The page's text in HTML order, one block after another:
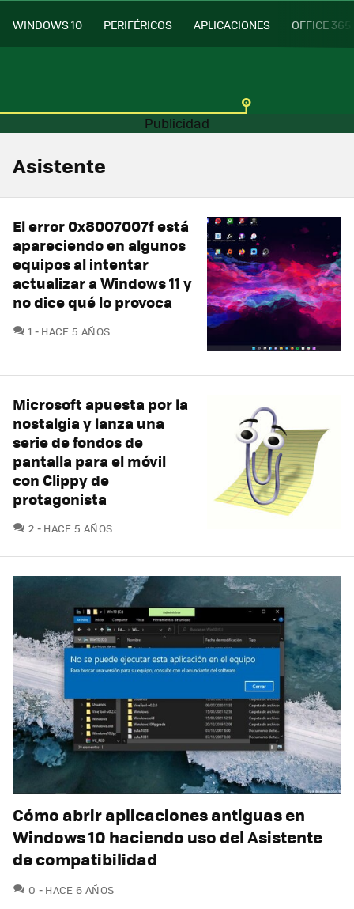
WINDOWS 10 PERIFÉRICOS APLICACIONES OFFICE 365
Asistente
El error 0x8007007f está
apareciendo en algunos
equipos al intentar
actualizar a Windows 11 y
no dice qué lo provoca
1 COMENTARIOS
HACE 5 AÑOS
Microsoft apuesta por la
nostalgia y lanza una
serie de fondos de
pantalla para el móvil
con Clippy de
protagonista
2 COMENTARIOS
HACE 5 AÑOS
Cómo abrir aplicaciones antiguas en
Windows 10 haciendo uso del Asistente
de compatibilidad
0 COMENTARIOS
HACE 6 AÑOS